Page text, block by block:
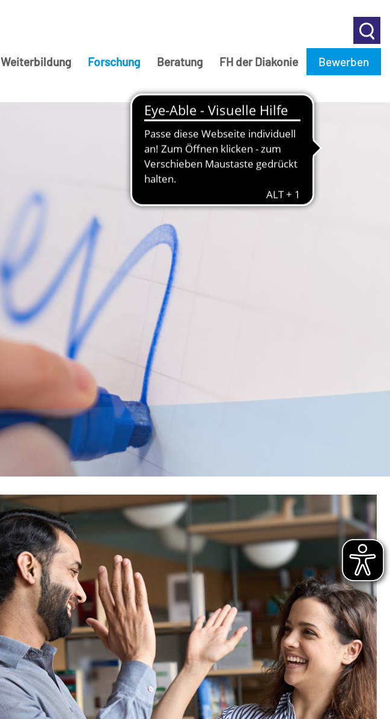
Weiterbildung Forschung Beratung FH der Diakonie Bewerben